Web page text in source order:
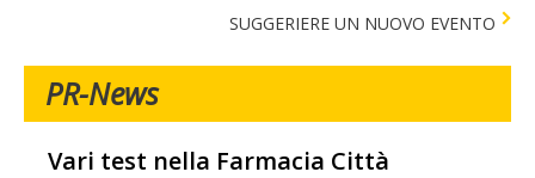
SUGGERIERE UN NUOVO EVENTO
PR-News
Vari test nella Farmacia Città